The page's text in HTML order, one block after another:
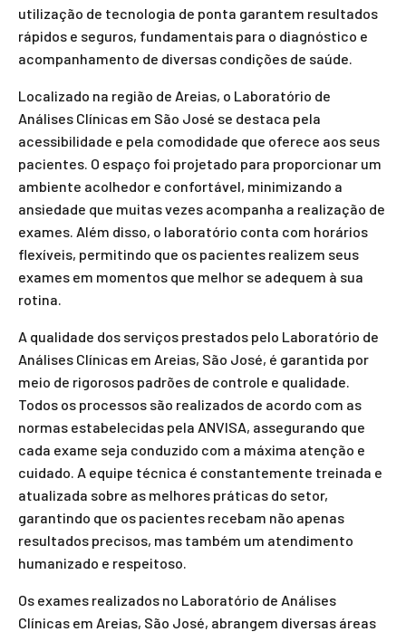
utilização de tecnologia de ponta garantem resultados
rápidos e seguros, fundamentais para o diagnóstico e
acompanhamento de diversas condições de saúde.
Localizado na região de Areias, o Laboratório de
Análises Clínicas em São José se destaca pela
acessibilidade e pela comodidade que oferece aos seus
pacientes. O espaço foi projetado para proporcionar um
ambiente acolhedor e confortável, minimizando a
ansiedade que muitas vezes acompanha a realização de
exames. Além disso, o laboratório conta com horários
flexíveis, permitindo que os pacientes realizem seus
exames em momentos que melhor se adequem à sua
rotina.
A qualidade dos serviços prestados pelo Laboratório de
Análises Clínicas em Areias, São José, é garantida por
meio de rigorosos padrões de controle e qualidade.
Todos os processos são realizados de acordo com as
normas estabelecidas pela ANVISA, assegurando que
cada exame seja conduzido com a máxima atenção e
cuidado. A equipe técnica é constantemente treinada e
atualizada sobre as melhores práticas do setor,
garantindo que os pacientes recebam não apenas
resultados precisos, mas também um atendimento
humanizado e respeitoso.
Os exames realizados no Laboratório de Análises
Clínicas em Areias, São José, abrangem diversas áreas